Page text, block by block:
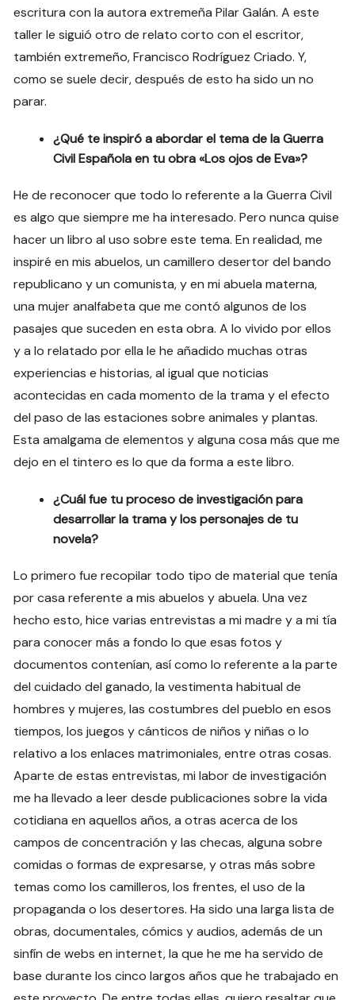
escritura con la autora extremeña Pilar Galán. A este
taller le siguió otro de relato corto con el escritor,
también extremeño, Francisco Rodríguez Criado. Y,
como se suele decir, después de esto ha sido un no
parar.
¿Qué te inspiró a abordar el tema de la Guerra
Civil Española en tu obra «Los ojos de Eva»?
He de reconocer que todo lo referente a la Guerra Civil
es algo que siempre me ha interesado. Pero nunca quise
hacer un libro al uso sobre este tema. En realidad, me
inspiré en mis abuelos, un camillero desertor del bando
republicano y un comunista, y en mi abuela materna,
una mujer analfabeta que me contó algunos de los
pasajes que suceden en esta obra. A lo vivido por ellos
y a lo relatado por ella le he añadido muchas otras
experiencias e historias, al igual que noticias
acontecidas en cada momento de la trama y el efecto
del paso de las estaciones sobre animales y plantas.
Esta amalgama de elementos y alguna cosa más que me
dejo en el tintero es lo que da forma a este libro.
¿Cuál fue tu proceso de investigación para
desarrollar la trama y los personajes de tu
novela?
Lo primero fue recopilar todo tipo de material que tenía
por casa referente a mis abuelos y abuela. Una vez
hecho esto, hice varias entrevistas a mi madre y a mi tía
para conocer más a fondo lo que esas fotos y
documentos contenían, así como lo referente a la parte
del cuidado del ganado, la vestimenta habitual de
hombres y mujeres, las costumbres del pueblo en esos
tiempos, los juegos y cánticos de niños y niñas o lo
relativo a los enlaces matrimoniales, entre otras cosas.
Aparte de estas entrevistas, mi labor de investigación
me ha llevado a leer desde publicaciones sobre la vida
cotidiana en aquellos años, a otras acerca de los
campos de concentración y las checas, alguna sobre
comidas o formas de expresarse, y otras más sobre
temas como los camilleros, los frentes, el uso de la
propaganda o los desertores. Ha sido una larga lista de
obras, documentales, cómics y audios, además de un
sinfín de webs en internet, la que he me ha servido de
base durante los cinco largos años que he trabajado en